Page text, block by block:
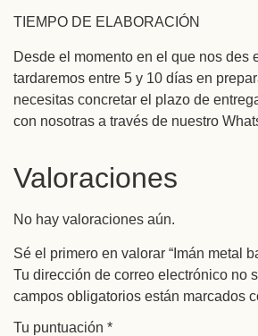
TIEMPO DE ELABORACIÓN
Desde el momento en el que nos des
tardaremos entre 5 y 10 días en
necesitas concretar el plazo de
con nosotras a través de nuestro
Valoraciones
No hay valoraciones aún.
Sé el primero en valorar “Imán metal
Tu dirección de correo electrónico no
campos obligatorios están marcados
Tu puntuación *